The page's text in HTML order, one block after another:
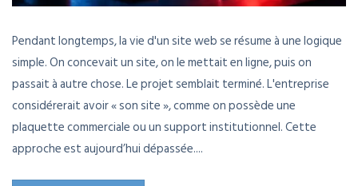
Pendant longtemps, la vie d'un site web se résume à une logique
simple. On concevait un site, on le mettait en ligne, puis on
passait à autre chose. Le projet semblait terminé. L'entreprise
considérerait avoir « son site », comme on possède une
plaquette commerciale ou un support institutionnel. Cette
approche est aujourd’hui dépassée....